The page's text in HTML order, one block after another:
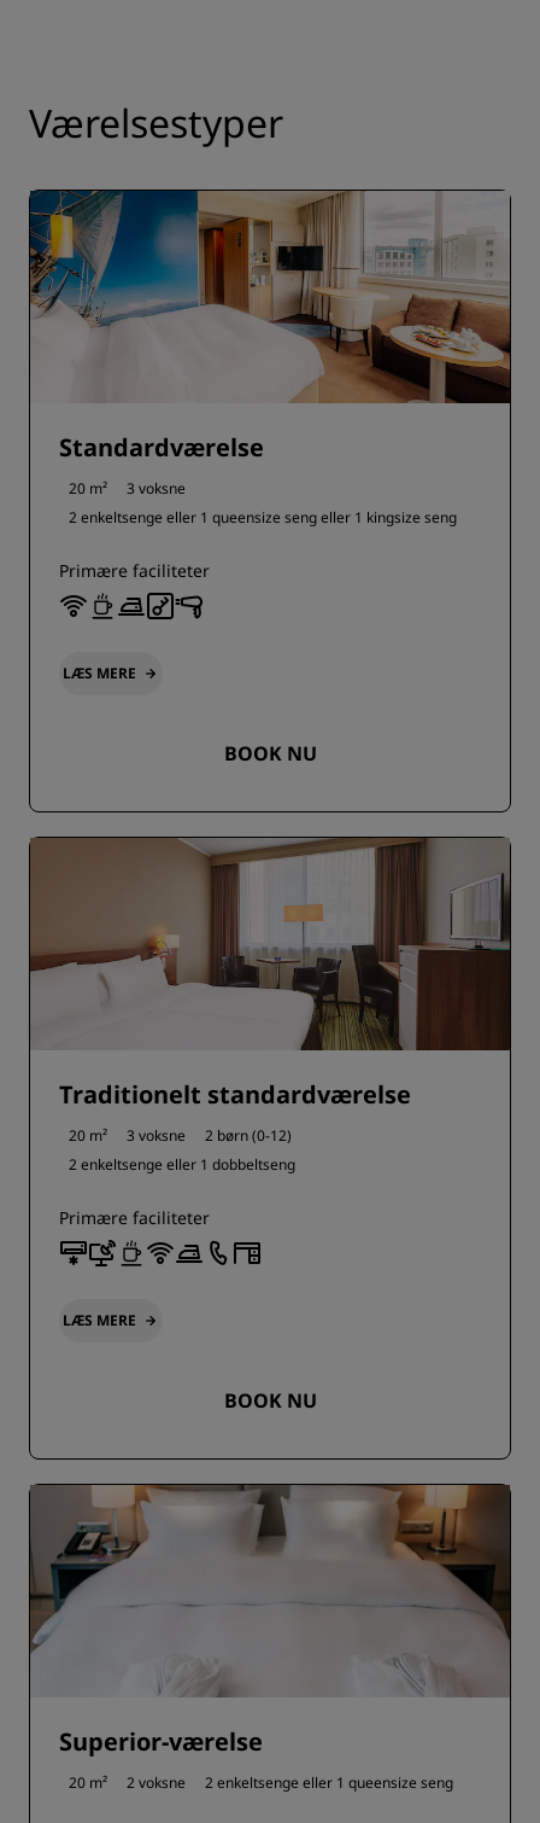
Værelsestyper
Standardværelse
20 m²
3 voksne
2 enkeltsenge eller 1 queensize seng eller 1 kingsize seng
Primære faciliteter
LÆS MERE
BOOK NU
Traditionelt standardværelse
20 m² 3 voksne
2 børn (0-12)
2 enkeltsenge eller 1 dobbeltseng
Primære faciliteter
LÆS MERE
BOOK NU
Superior-værelse
20 m² 2 voksne 2 enkeltsenge eller 1 queensize seng